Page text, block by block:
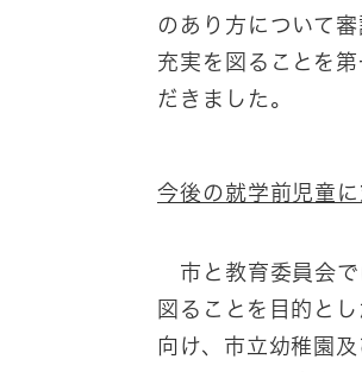
のあり方について
充実を図ることを
だきました。
今後の就学前児童
市と教育委員会で
図ることを目的と
向け、市立幼稚園